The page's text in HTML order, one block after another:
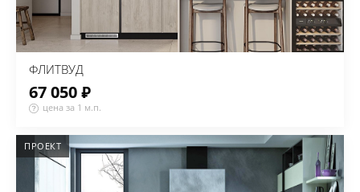
ФЛИТВУД
67 050 ₽
цена за 1 м.п.
ПРОЕКТ